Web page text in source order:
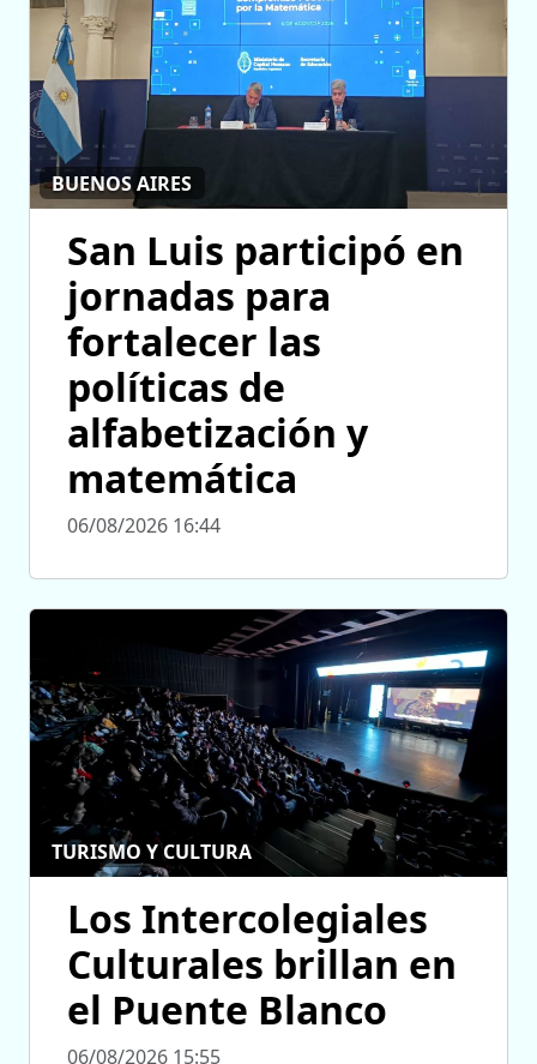
BUENOS AIRES
San Luis participó en
jornadas para
fortalecer las
políticas de
alfabetización y
matemática
06/08/2026 16:44
TURISMO Y CULTURA
Los Intercolegiales
Culturales brillan en
el Puente Blanco
06/08/2026 15:55